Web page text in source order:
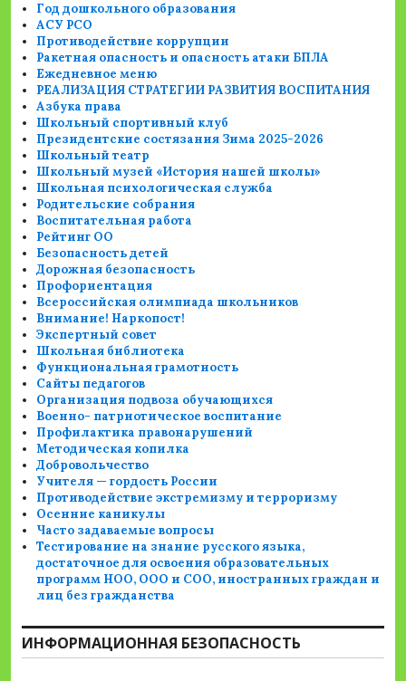
Год дошкольного образования
АСУ РСО
Противодействие коррупции
Ракетная опасность и опасность атаки БПЛА
Ежедневное меню
РЕАЛИЗАЦИЯ СТРАТЕГИИ РАЗВИТИЯ ВОСПИТАНИЯ
Азбука права
Школьный спортивный клуб
Президентские состязания Зима 2025-2026
Школьный театр
Школьный музей «История нашей школы»
Школьная психологическая служба
Родительские собрания
Воспитательная работа
Рейтинг ОО
Безопасность детей
Дорожная безопасность
Профориентация
Всероссийская олимпиада школьников
Внимание! Наркопост!
Экспертный совет
Школьная библиотека
Функциональная грамотность
Сайты педагогов
Организация подвоза обучающихся
Военно- патриотическое воспитание
Профилактика правонарушений
Методическая копилка
Добровольчество
Учителя — гордость России
Противодействие экстремизму и терроризму
Осенние каникулы
Часто задаваемые вопросы
Тестирование на знание русского языка,
достаточное для освоения образовательных
программ НОО, ООО и СОО, иностранных граждан и
лиц без гражданства
ИНФОРМАЦИОННАЯ БЕЗОПАСНОСТЬ